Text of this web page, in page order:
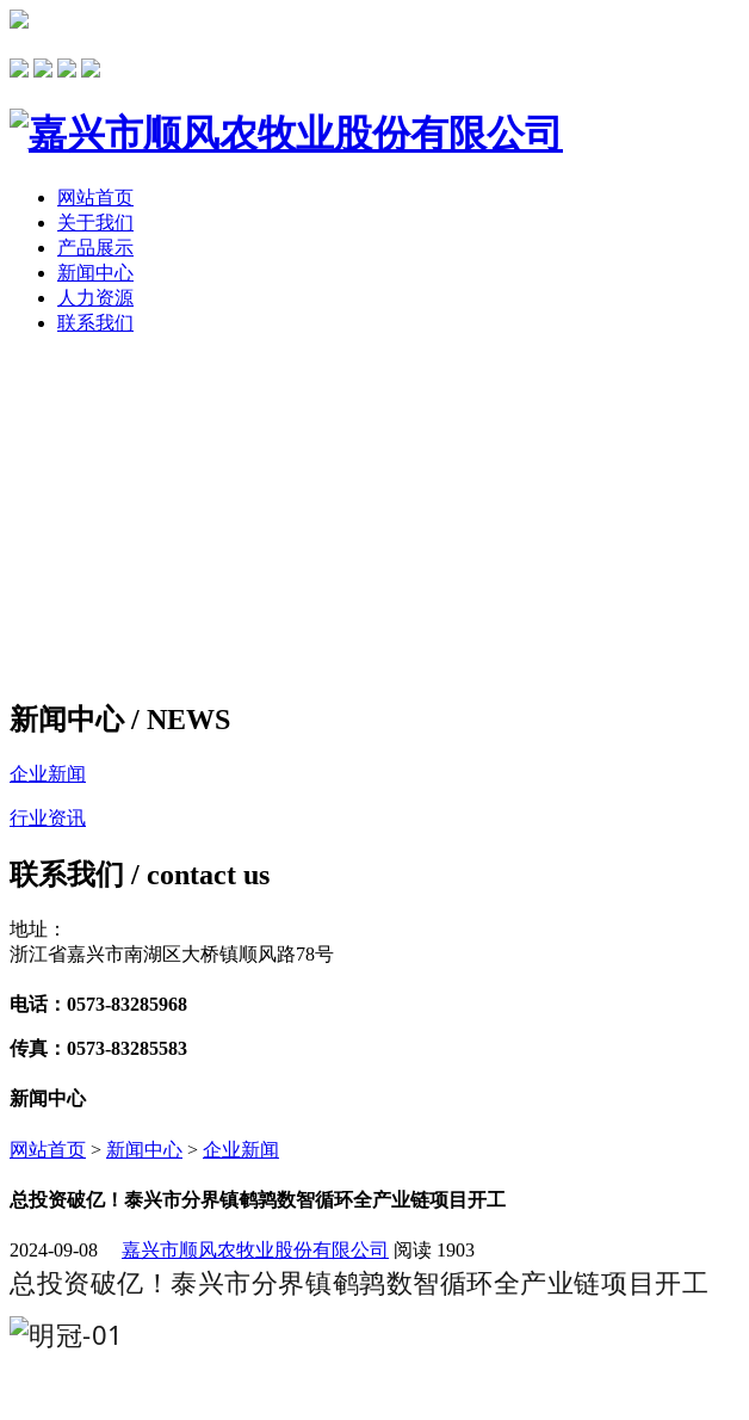
网站首页
关于我们
产品展示
新闻中心
人力资源
联系我们
新闻中心 / NEWS
企业新闻
行业资讯
联系我们 / contact us
地址：
浙江省嘉兴市南湖区大桥镇顺风路78号
电话：0573-83285968
传真：0573-83285583
新闻中心
网站首页 > 新闻中心 > 企业新闻
总投资破亿！泰兴市分界镇鹌鹑数智循环全产业链项目开工
2024-09-08 嘉兴市顺风农牧业股份有限公司 阅读 1903
总投资破亿！泰兴市分界镇鹌鹑数智循环全产业链项目开工